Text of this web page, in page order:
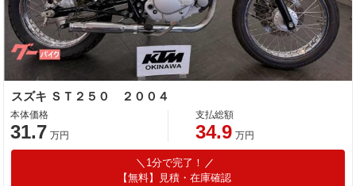
スズキ ＳＴ２５０ ２００４
本体価格
31.7 万円
支払総額
34.9 万円
1分で完了！
【無料】見積・在庫確認